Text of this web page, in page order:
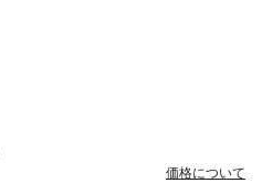
価格について